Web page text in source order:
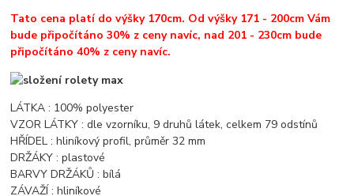
Tato cena platí do výšky 170cm. Od výšky 171 - 200cm Vám
bude připočítáno 30% z ceny navíc, nad 201 - 230cm bude
připočítáno 40% z ceny navíc.
LÁTKA : 100% polyester
VZOR LÁTKY : dle vzorníku, 9 druhů látek, celkem 79 odstínů
HŘÍDEL : hliníkový profil, průměr 32 mm
DRŽÁKY : plastové
BARVY DRŽÁKŮ : bílá
ZÁVAŽÍ : hliníkové